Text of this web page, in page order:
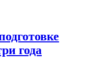
года